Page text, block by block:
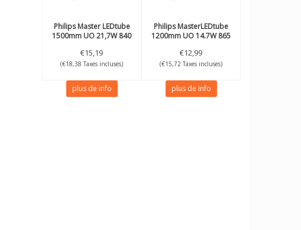
PhilipsMaster LEDtube
1500mm UO 21,7W 840
€15,19
(€18,38 Taxes incluses)
plus de info
PhilipsMasterLEDtube
1200mm UO 14.7W 865
€12,99
(€15,72 Taxes incluses)
plus de info